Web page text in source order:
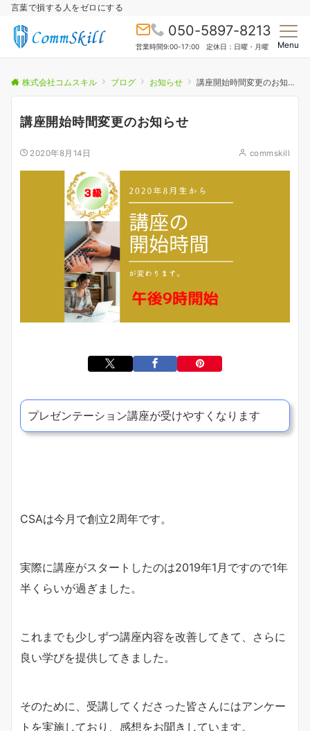
言葉で損する人をゼロにする
050-5897-8213
営業時間9:00-17:00 定休日：日曜・月曜 Menu
株式会社コムスキル ブログ お知らせ 講座開始時間変更のお知らせ
講座開始時間変更のお知らせ
2020年8月14日 commskill
プレゼンテーション講座が受けやすくなります
CSAは今月で創立2周年です。
実際に講座がスタートしたのは2019年1月ですので1年
半くらいが過ぎました。
これまでも少しずつ講座内容を改善してきて、さらに
良い学びを提供してきました。
そのために、受講してくださった皆さんにはアンケー
トを実施しており、感想をお聞きしています。